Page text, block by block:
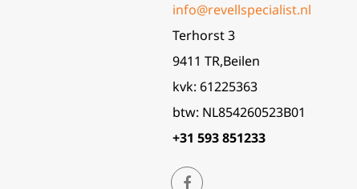
info@revellspecialist.nl
Terhorst 3
9411 TR,Beilen
kvk: 61225363
btw: NL854260523B01
+31 593 851233